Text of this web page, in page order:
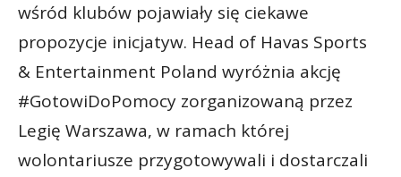
wśród klubów pojawiały się ciekawe
propozycje inicjatyw. Head of Havas Sports
& Entertainment Poland wyróżnia akcję
#GotowiDoPomocy zorganizowaną przez
Legię Warszawa, w ramach której
wolontariusze przygotowywali i dostarczali